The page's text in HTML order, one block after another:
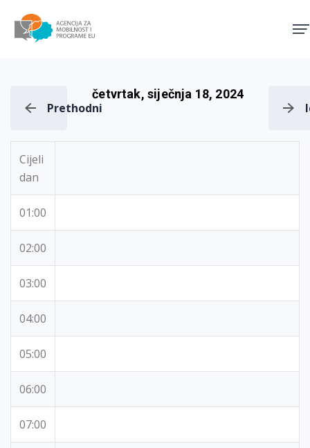
Prethodni
četvrtak, siječnja 18, 2024
Cijeli
dan
01:00
02:00
03:00
04:00
05:00
06:00
07:00